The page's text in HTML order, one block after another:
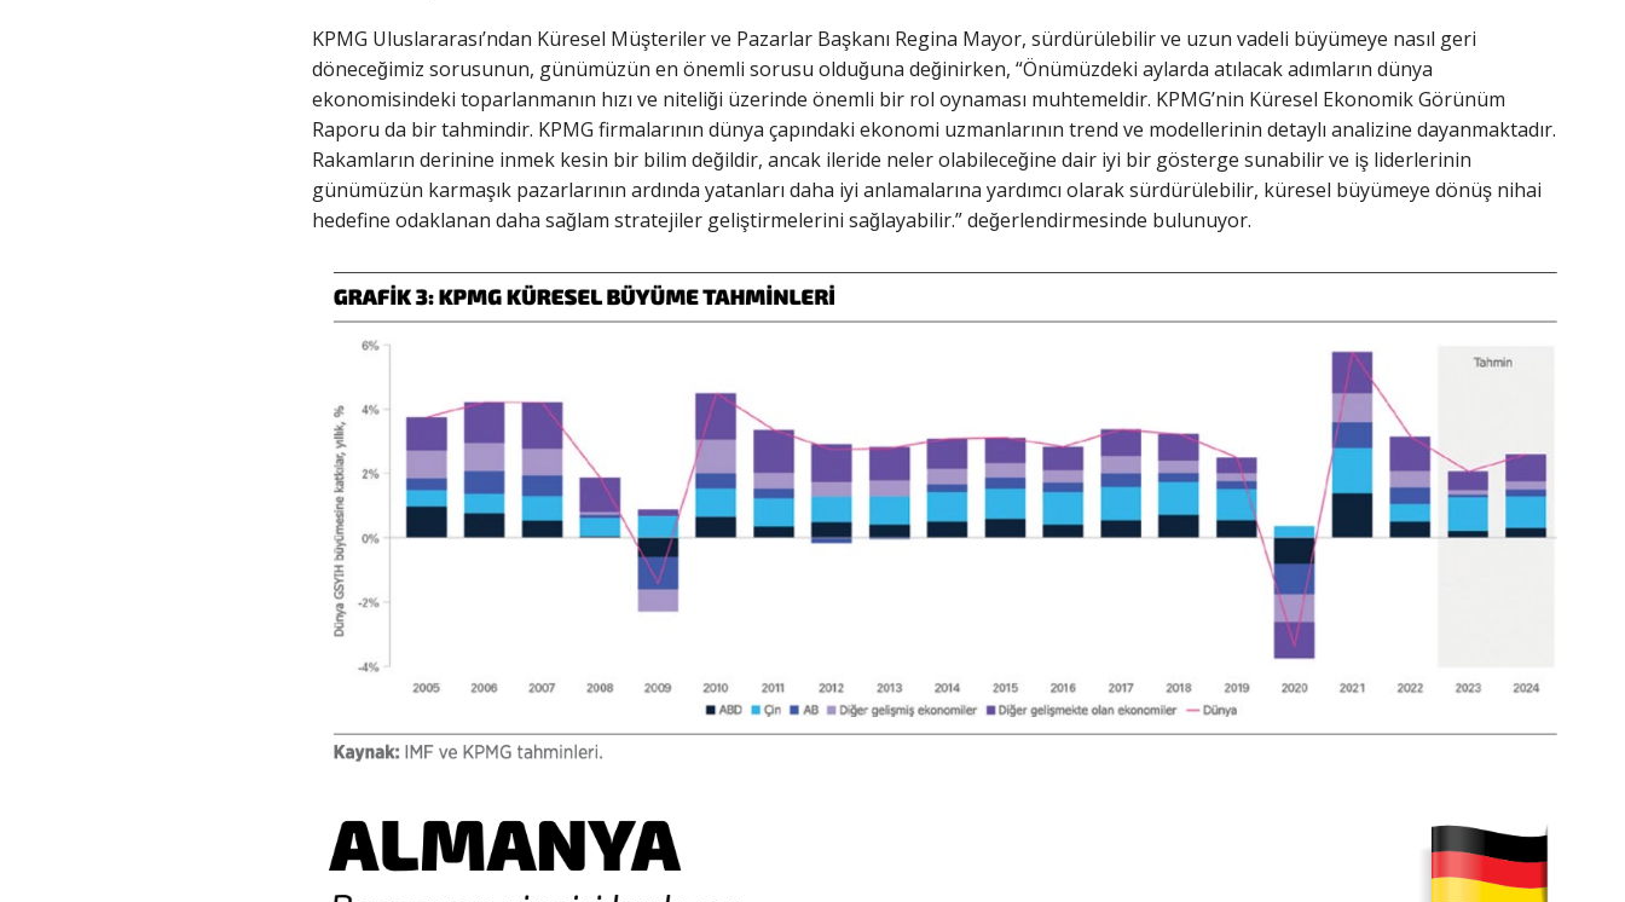
KPMG Uluslararası’ndan Küresel Müşteriler ve Pazarlar Başkanı Regina Mayor, sürdürülebilir ve uzun vadeli büyümeye nasıl geri
döneceğimiz sorusunun, günümüzün en önemli sorusu olduğuna değinirken, “Önümüzdeki aylarda atılacak adımların dünya
ekonomisindeki toparlanmanın hızı ve niteliği üzerinde önemli bir rol oynaması muhtemeldir. KPMG’nin Küresel Ekonomik Görünüm
Raporu da bir tahmindir. KPMG firmalarının dünya çapındaki ekonomi uzmanlarının trend ve modellerinin detaylı analizine dayanmaktadır.
Rakamların derinine inmek kesin bir bilim değildir, ancak ileride neler olabileceğine dair iyi bir gösterge sunabilir ve iş liderlerinin
günümüzün karmaşık pazarlarının ardında yatanları daha iyi anlamalarına yardımcı olarak sürdürülebilir, küresel büyümeye dönüş nihai
hedefine odaklanan daha sağlam stratejiler geliştirmelerini sağlayabilir.” değerlendirmesinde bulunuyor.